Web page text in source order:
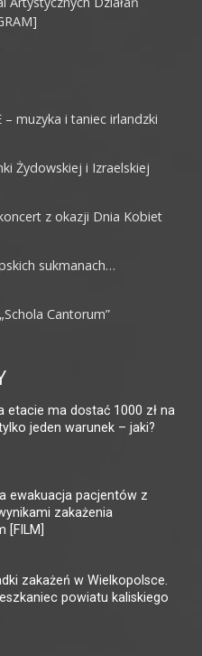
– muzyka i taniec irlandzki
Żydowskiej i Izraelskiej
z okazji Dnia Kobiet
sukmanach…
Cantorum”
etacie ma dostać 1000 zł na
jeden warunek – jaki?
ewakuacja pacjentów z
zakażenia
[FILM]
zakażeń w Wielkopolsce.
powiatu kaliskiego